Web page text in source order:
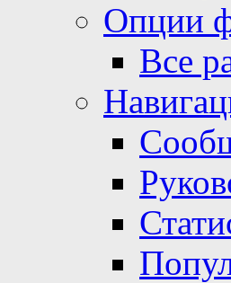
Опции
Все